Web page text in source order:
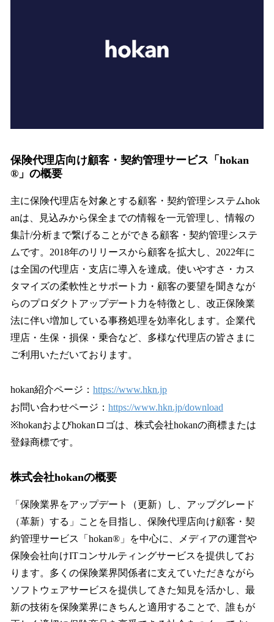
保険代理店向け顧客・契約管理サービス「hokan
®︎」の概要
主に保険代理店を対象とする顧客・契約管理システムhok
anは、見込みから保全までの情報を一元管理し、情報の
集計/分析まで繋げることができる顧客・契約管理システ
ムです。2018年のリリースから顧客を拡大し、2022年に
は全国の代理店・支店に導入を達成。使いやすさ・カス
タマイズの柔軟性とサポート力・顧客の要望を聞きなが
らのプロダクトアップデート力を特徴とし、改正保険業
法に伴い増加している事務処理を効率化します。企業代
理店・生保・損保・乗合など、多様な代理店の皆さまに
ご利用いただいております。
hokan紹介ページ： https://www.hkn.jp
お問い合わせページ： https://www.hkn.jp/download
※hokanおよびhokanロゴは、株式会社hokanの商標または
登録商標です。
株式会社hokanの概要
「保険業界をアップデート（更新）し、アップグレード
（革新）する」ことを目指し、保険代理店向け顧客・契
約管理サービス「hokan®︎」を中心に、メディアの運営や
保険会社向けITコンサルティングサービスを提供してお
ります。多くの保険業界関係者に支えていただきながら
ソフトウェアサービスを提供してきた知見を活かし、最
新の技術を保険業界にきちんと適用することで、誰もが